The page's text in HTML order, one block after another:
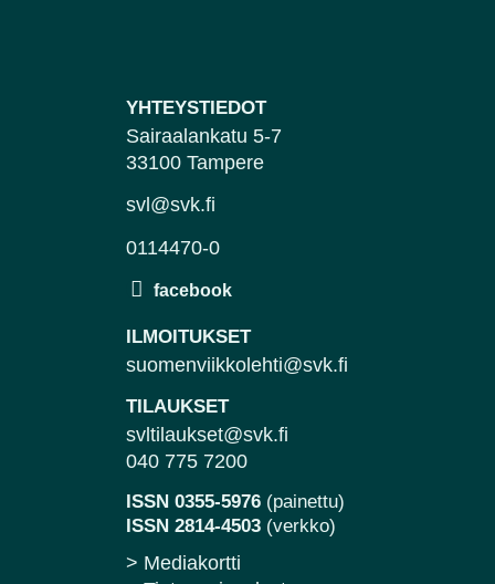
YHTEYSTIEDOT
Sairaalankatu 5-7
33100 Tampere
svl@svk.fi
0114470-0
ILMOITUKSET
suomenviikkolehti@svk.fi
TILAUKSET
svltilaukset@svk.fi
040 775 7200
ISSN 0355-5976 (painettu)
ISSN 2814-4503 (verkko)
> Mediakortti